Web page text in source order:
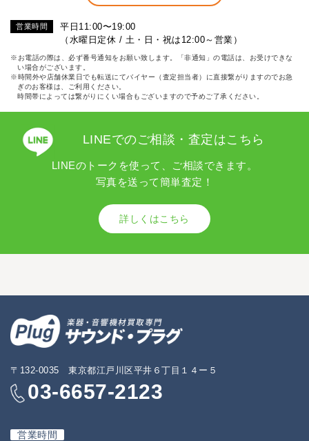
営業時間
平日11:00〜19:00
（水曜日定休 / 土・日・祝は12:00～営業）
※お電話の際は、必ず番号通知をお願い致します。「非通知」の電話は、お受けできな
い場合がございます。
※時間外や店舗休業日でも転送にてバイヤー（査定担当者）に直接繋がりますのでお急
ぎのお客様は、ご利用ください。
時間帯によっては繋がりにくい場合もございますので予めご了承ください。
LINEでのご相談・査定はこちら
LINEのトークを使って、ご相談できます。
写真を送って簡単査定！
詳しくはこちら
〒132-0035 東京都江戸川区平井６丁目１４ー５
03-6657-2123
営業時間